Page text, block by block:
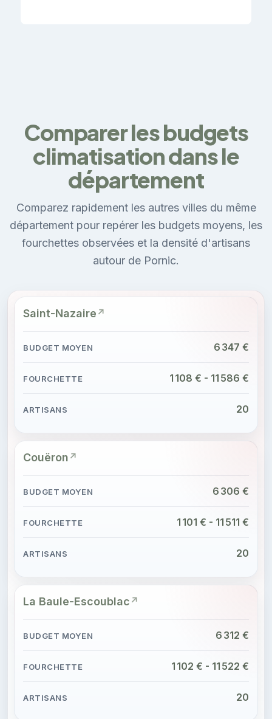
Comparer les budgets
climatisation dans le
département
Comparez rapidement les autres villes du même
département pour repérer les budgets moyens, les
fourchettes observées et la densité d'artisans
autour de Pornic.
Saint-Nazaire
6 347 €
1 108 € - 11 586 €
20
Couëron
6 306 €
1 101 € - 11 511 €
20
La Baule-Escoublac
6 312 €
1 102 € - 11 522 €
20